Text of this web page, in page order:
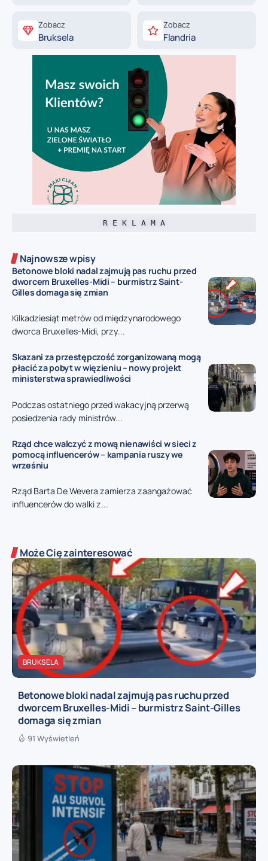
Zobacz
Bruksela
Zobacz
Flandria
R E K L A M A
Najnowsze wpisy
Betonowe bloki nadal zajmują pas ruchu przed
dworcem Bruxelles-Midi – burmistrz Saint-
Gilles domaga się zmian
Kilkadziesiąt metrów od międzynarodowego
dworca Bruxelles-Midi, przy...
Skazani za przestępczość zorganizowaną mogą
płacić za pobyt w więzieniu – nowy projekt
ministerstwa sprawiedliwości
Podczas ostatniego przed wakacyjną przerwą
posiedzenia rady ministrów...
Rząd chce walczyć z mową nienawiści w sieci z
pomocą influencerów – kampania ruszy we
wrześniu
Rząd Barta De Wevera zamierza zaangażować
influencerów do walki z...
Może Cię zainteresować
BRUKSELA
Betonowe bloki nadal zajmują pas ruchu przed
dworcem Bruxelles-Midi – burmistrz Saint-Gilles
domaga się zmian
91 Wyświetleń